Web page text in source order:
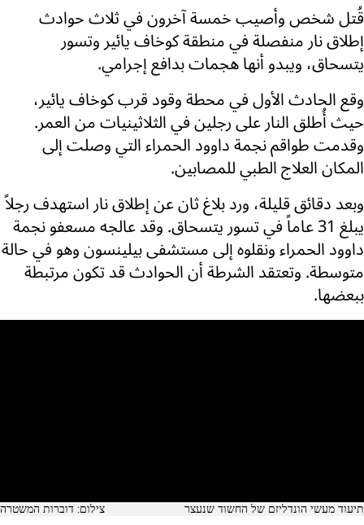
قُتل شخص وأصيب خمسة آخرون في ثلاث حوادث
إطلاق نار منفصلة في منطقة كوخاف يائير وتسور
يتسحاق، ويبدو أنها هجمات بدافع إجرامي.
وقع الحادث الأول في محطة وقود قرب كوخاف يائير،
حيث أُطلق النار على رجلين في الثلاثينيات من العمر.
وقدمت طواقم نجمة داوود الحمراء التي وصلت إلى
المكان العلاج الطبي للمصابين.
وبعد دقائق قليلة، ورد بلاغ ثان عن إطلاق نار استهدف رجلاً
يبلغ 31 عاماً في تسور يتسحاق. وقد عالجه مسعفو نجمة
داوود الحمراء ونقلوه إلى مستشفى بيلينسون وهو في حالة
متوسطة. وتعتقد الشرطة أن الحوادث قد تكون مرتبطة
ببعضها.
תיעוד מעשי הונדליזם של החשוד שנעצר צילום: דוברות המשטרה